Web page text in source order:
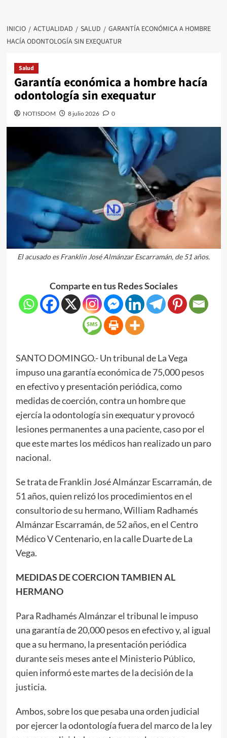
INICIO ACTUALIDAD SALUD
GARANTÍA ECONÓMICA A HOMBRE
HACÍA ODONTOLOGÍA SIN EXEQUATUR
Salud
Garantía económica a hombre hacía
odontología sin exequatur
NOTISDOM 8 julio 2026 0
El acusado es Franklin José Almánzar Escarramán, de 51 años.
Comparte en tus Redes Sociales
SANTO DOMINGO.- Un tribunal de La Vega
impuso una garantía económica de 75,000 pesos
en efectivo y presentación periódica, como
medidas de coerción, contra un hombre que
ejercía la odontología sin exequatur y provocó
lesiones permanentes a una paciente, caso por el
que este martes los médicos han realizado un paro
nacional.
Se trata de Franklin José Almánzar Escarramán, de
51 años, quien relizó los procedimientos en el
consultorio de su hermano, William Radhamés
Almánzar Escarramán, de 52 años, en el Centro
Médico V Centenario, en la calle Duarte de La
Vega.
MEDIDAS DE COERCION TAMBIEN AL
HERMANO
Para Radhamés Almánzar el tribunal le impuso
una garantía de 20,000 pesos en efectivo y, al igual
que a su hermano, la presentación periódica
durante seis meses ante el Ministerio Público,
quien informó este martes de la decisión de la
justicia.
Ambos, sobre los que pesaba una orden judicial
por ejercer la odontología fuera del marco de la ley